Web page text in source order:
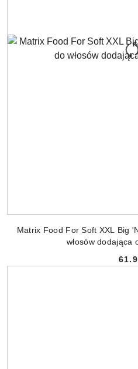
Matrix Food For Soft XXL Big
włosów dodająca